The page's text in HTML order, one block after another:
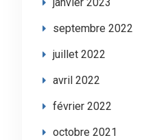
janvier 2023
septembre 2022
juillet 2022
avril 2022
février 2022
octobre 2021